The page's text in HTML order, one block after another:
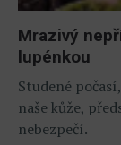
Mrazivý
lupénkou
Studené
naše kůže,
nebezpečí.